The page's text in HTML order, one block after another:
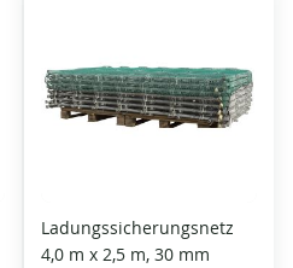
Ladungssicherungsnetz
4,0 m x 2,5 m, 30 mm